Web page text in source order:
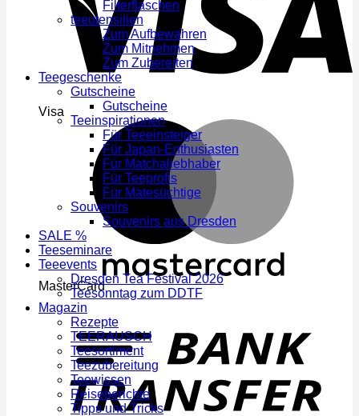
Visa
MasterCard
Filterflaschen
teeutensilien
Zum Aufbewahren
Zum Mitnehmen
Zum Zubereiten
Teegeschenke
Gutscheine
Gutscheine
Teeinspirationen
Für Teeeinsteiger
Für Japan-Enthusiasten
Für Matchaliebhaber
Für Teeprofis
Für Matesüchtige
Souvenirs
Souvenirs aus Dresden
SALE %
Teeseminare
Teeevents
Dresden Tea Festival 2026
Teesonntag zum DDTF
Magazin
Rezepte
TEERAUSCH
Teesortiment
Teezubereitung
Teewissen
Reiseberichte
Tipps und Tricks